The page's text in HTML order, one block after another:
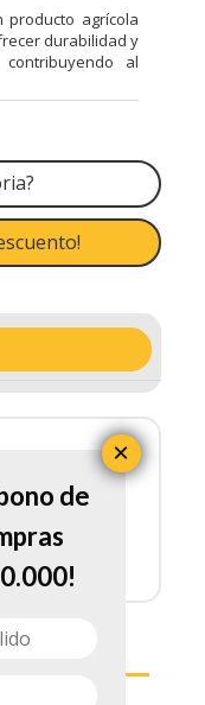
producto agrícola
durabilidad y
al
un producto
para
en el
y cuidado
de
×